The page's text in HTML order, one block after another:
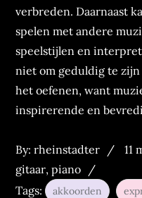
verbreden. Daarnaast
spelen met andere
speelstijlen en
niet om geduldig te
het oefenen, want
inspirerende en
By:rheinstadter 11
gitaar,piano
Tags:
akkoorden